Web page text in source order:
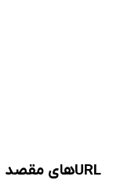
URLهای مقصد